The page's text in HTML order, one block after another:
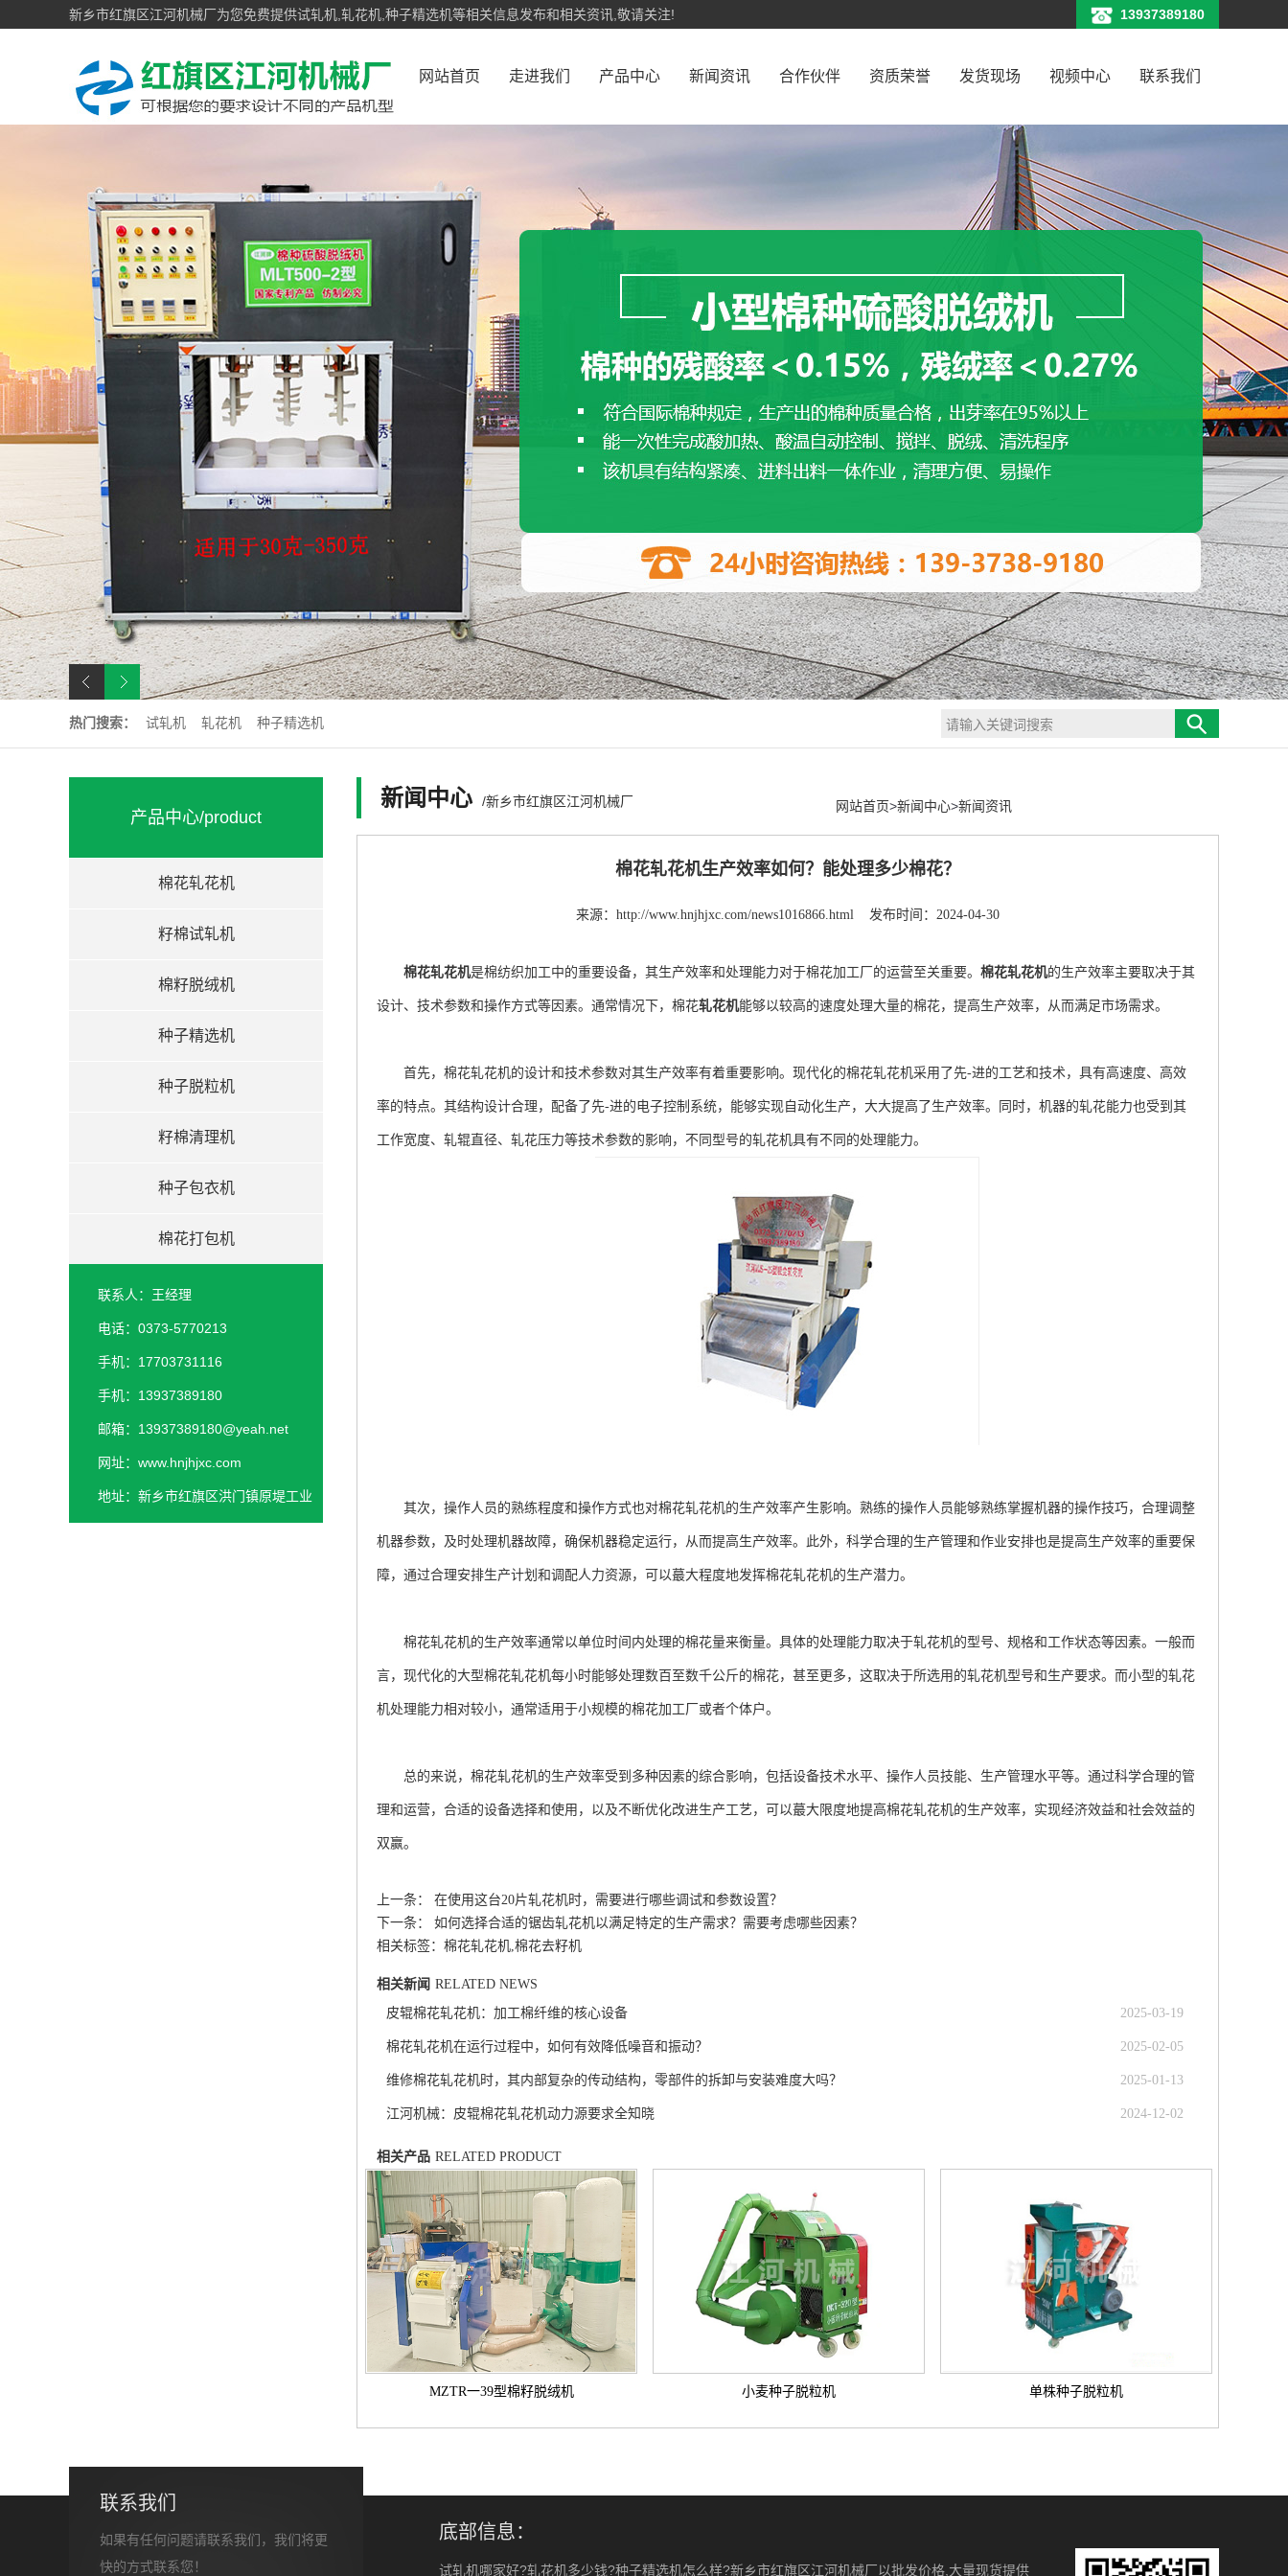
新乡市红旗区江河机械厂为您免费提供试轧机,轧花机,种子精选机等相关信息发布和相关资讯,敬请关注! 13937389180
网站首页 走进我们 产品中心 新闻资讯 合作伙伴 资质荣誉 发货现场 视频中心 联系我们
热门搜索： 试轧机 轧花机 种子精选机
产品中心/product
棉花轧花机
籽棉试轧机
棉籽脱绒机
种子精选机
种子脱粒机
籽棉清理机
种子包衣机
棉花打包机
联系人：王经理
电话：0373-5770213
手机：17703731116
手机：13937389180
邮箱：13937389180@yeah.net
网址：www.hnjhjxc.com
地址：新乡市红旗区洪门镇原堤工业
新闻中心 /新乡市红旗区江河机械厂 网站首页>新闻中心>新闻资讯
棉花轧花机生产效率如何？能处理多少棉花？
来源：http://www.hnjhjxc.com/news1016866.html 发布时间：2024-04-30
棉花轧花机是棉纺织加工中的重要设备，其生产效率和处理能力对于棉花加工厂的运营至关重要。 棉花轧花机的生产效率主要取决于其
设计、技术参数和操作方式等因素。通常情况下，棉花轧花机能够以较高的速度处理大量的棉花，提高生产效率，从而满足市场需求。
首先，棉花轧花机的设计和技术参数对其生产效率有着重要影响。现代化的棉花轧花机采用了先-进的工艺和技术，具有高速度、高效
率的特点。其结构设计合理，配备了先-进的电子控制系统，能够实现自动化生产，大大提高了生产效率。同时，机器的轧花能力也受到其
工作宽度、轧辊直径、轧花压力等技术参数的影响，不同型号的轧花机具有不同的处理能力。
其次，操作人员的熟练程度和操作方式也对棉花轧花机的生产效率产生影响。熟练的操作人员能够熟练掌握机器的操作技巧，合理调整
机器参数，及时处理机器故障，确保机器稳定运行，从而提高生产效率。此外，科学合理的生产管理和作业安排也是提高生产效率的重要保
障，通过合理安排生产计划和调配人力资源，可以蕞大程度地发挥棉花轧花机的生产潜力。
棉花轧花机的生产效率通常以单位时间内处理的棉花量来衡量。具体的处理能力取决于轧花机的型号、规格和工作状态等因素。一般而
言，现代化的大型棉花轧花机每小时能够处理数百至数千公斤的棉花，甚至更多，这取决于所选用的轧花机型号和生产要求。而小型的轧花
机处理能力相对较小，通常适用于小规模的棉花加工厂或者个体户。
总的来说，棉花轧花机的生产效率受到多种因素的综合影响，包括设备技术水平、操作人员技能、生产管理水平等。通过科学合理的管
理和运营，合适的设备选择和使用，以及不断优化改进生产工艺，可以蕞大限度地提高棉花轧花机的生产效率，实现经济效益和社会效益的
双赢。
上一条： 在使用这台20片轧花机时，需要进行哪些调试和参数设置？
下一条： 如何选择合适的锯齿轧花机以满足特定的生产需求？需要考虑哪些因素？
相关标签：棉花轧花机,棉花去籽机
相关新闻 RELATED NEWS
皮辊棉花轧花机：加工棉纤维的核心设备
2025-03-19
棉花轧花机在运行过程中，如何有效降低噪音和振动？ 2025-02-05
维修棉花轧花机时，其内部复杂的传动结构，零部件的拆卸与安装难度大吗？ 2025-01-13
江河机械：皮辊棉花轧花机动力源要求全知晓 2024-12-02
相关产品 RELATED PRODUCT
MZTR一39型棉籽脱绒机 小麦种子脱粒机 单株种子脱粒机
联系我们
如果有任何问题请联系我们，我们将更
快的方式联系您！
底部信息：
试轧机哪家好?轧花机多少钱?种子精选机怎么样?新乡市红旗区江河机械厂以批发价格,大量现货提供